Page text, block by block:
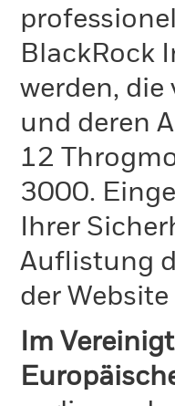
BlackRock
werden,
und deren
12
3000.
Ihrer
Auflistung
der
Im